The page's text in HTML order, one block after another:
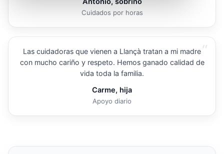
Cuidados por horas
“
Las cuidadoras que vienen a Llançà tratan a mi madre
con mucho cariño y respeto. Hemos ganado calidad de
vida toda la familia.
Carme, hija
Apoyo diario